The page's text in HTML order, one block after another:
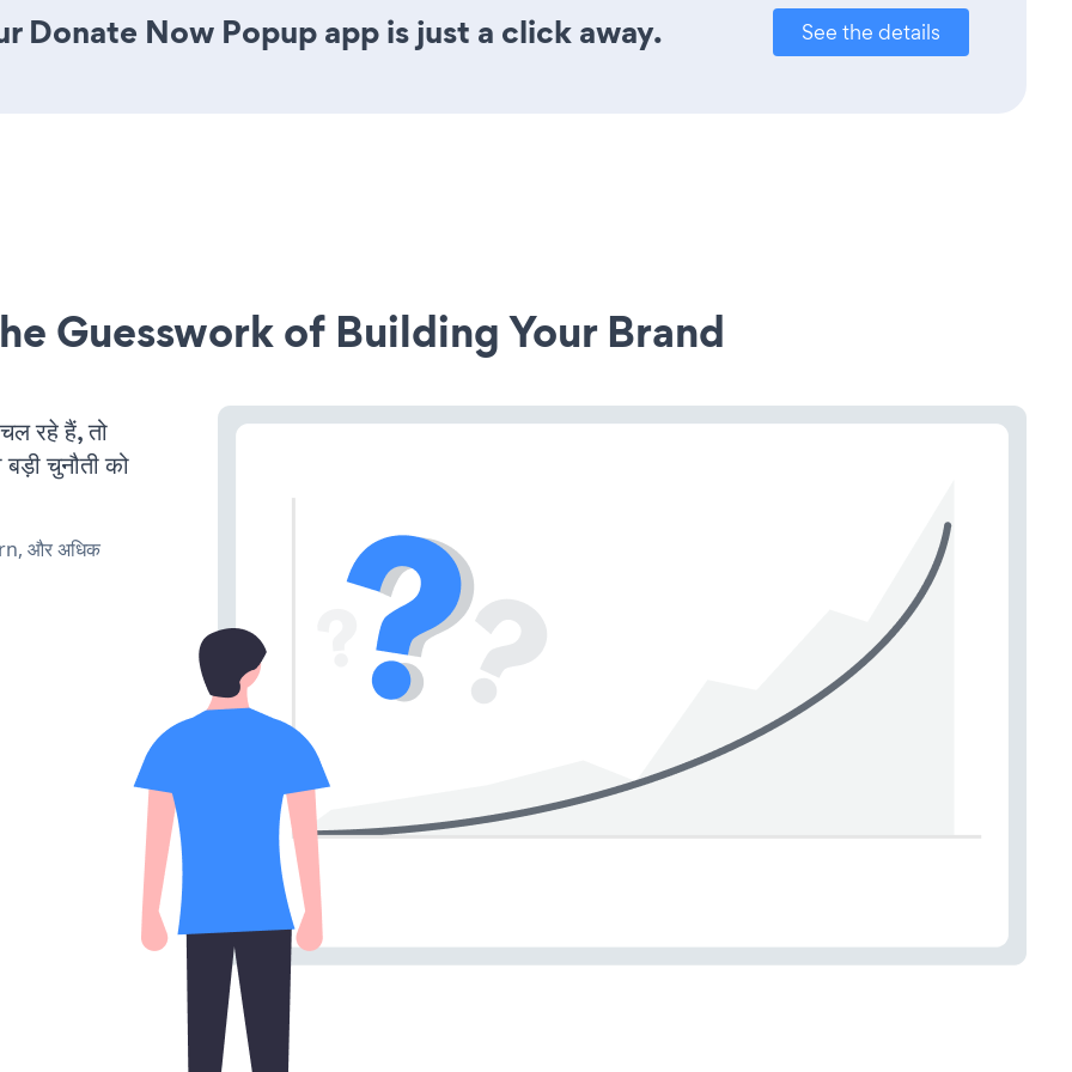
Donate Now Popup app is just a click away. See the details
Guesswork of Building Your Brand
रहे हैं, तो
चुनौती को
और अधिक